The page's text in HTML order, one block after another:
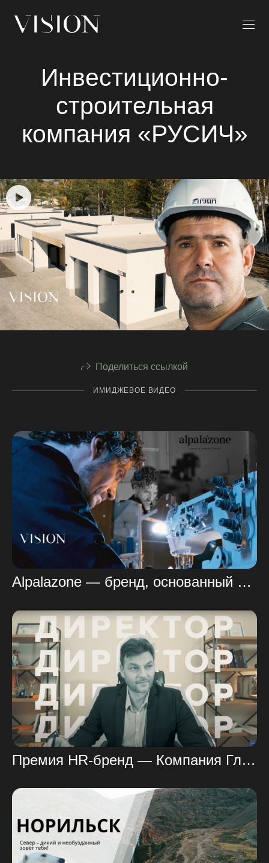
Инвестиционно-
строительная
компания «РУСИЧ»
Поделиться ссылкой
ИМИДЖЕВОЕ ВИДЕО
Alpalazone — бренд, основанный на семейных ценностях и традициях
Премия HR-бренд — Компания ГлавПро